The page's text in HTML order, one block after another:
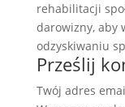
rehabilitacji
darowizny, aby
odzyskiwaniu
Prześlij
Twój adres